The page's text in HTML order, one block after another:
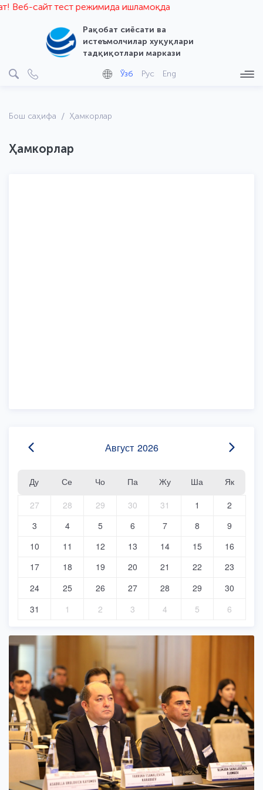
Веб-сайт тест режимида ишламоқда
Рақобат сиёсати ва
истеъмолчилар хуқуқлари
тадқиқотлари маркази
Ўзб Рус Eng
Бош саҳифа Ҳамкорлар
Ҳамкорлар
Август 2026
Ду Се Чо Па Жу Ша
Як
27
28 29 30 31 1
2
3
4 5 6 7 8
9
10
11 12 13 14 15
16
17
18 19 20 21 22
23
24
25 26 27 28 29
30
31
1 2 3 4 5 6